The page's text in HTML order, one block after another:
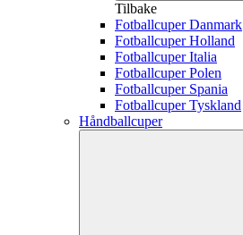
Tilbake
Fotballcuper Danmark
Fotballcuper Holland
Fotballcuper Italia
Fotballcuper Polen
Fotballcuper Spania
Fotballcuper Tyskland
Håndballcuper